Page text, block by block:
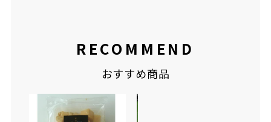
RECOMMEND
おすすめ商品